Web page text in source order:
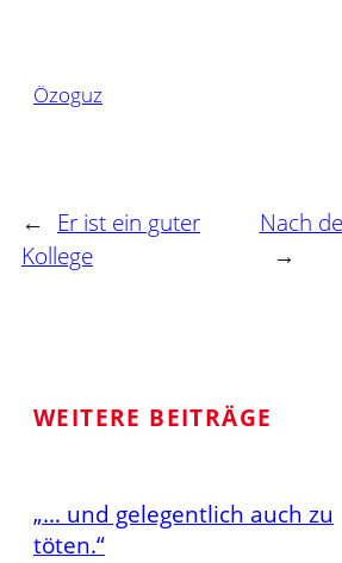
Özoguz
←
Er ist ein guter
Kollege
Nach
→
WEITERE BEITRÄGE
„… und gelegentlich auch zu
töten.“